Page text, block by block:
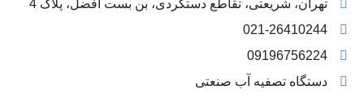
تهران، شریعتی، تقاطع دستگردی، بن بست افضل، پلاک 4
021-26410244
09196756224
دستگاه تصفیه آب صنعتی